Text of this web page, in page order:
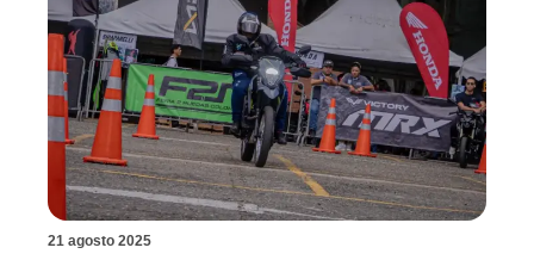
21 agosto 2025